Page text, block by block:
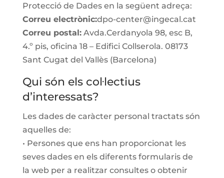
Protecció de Dades en la següent adreça:
Correu electrònic:dpo-center@ingecal.cat
Correu postal:Avda.Cerdanyola 98, escB,
4.º pis, oficina 18 – Edifici Collserola. 08173
Sant Cugat del Vallès (Barcelona)
Qui són els col·lectius
d’interessats?
Les dades de caràcter personal tractats són
aquelles de:
• Persones que ens han proporcionat les
seves dades en els diferents formularis de
la web per a realitzar consultes o obtenir